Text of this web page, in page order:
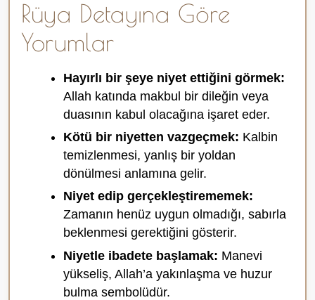
Rüya Detayına Göre
Yorumlar
Hayırlı bir şeye niyet ettiğini görmek:
Allah katında makbul bir dileğin veya
duasının kabul olacağına işaret eder.
Kötü bir niyetten vazgeçmek: Kalbin
temizlenmesi, yanlış bir yoldan
dönülmesi anlamına gelir.
Niyet edip gerçekleştirememek:
Zamanın henüz uygun olmadığı, sabırla
beklenmesi gerektiğini gösterir.
Niyetle ibadete başlamak: Manevi
yükseliş, Allah’a yakınlaşma ve huzur
bulma sembolüdür.